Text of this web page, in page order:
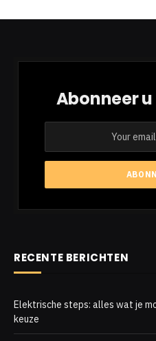
Abonneer
RECENTE BERICHTEN
Elektrische steps: alles wat je
keuze